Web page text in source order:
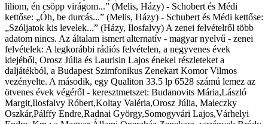
liliom, én csöpp virágom...” (Melis, Házy) - Schobert és Médi
kettőse: „Óh, be durcás...” (Melis, Házy) - Schubert és Médi kettőse:
„Szóljatok kis levelek...” (Házy, Ilosfalvy) A zenei felvételről több
adatom nincs. Az általam ismert alternatív - magyar nyelvű - zenei
felvételek: A legkorábbi rádiós felvételen, a negyvenes évek
idejéből, Orosz Júlia és Laurisin Lajos énekel részleteket a
daljátékból, a Budapest Szimfonikus Zenekart Komor Vilmos
vezényelte. A második, egy Qualiton 33.5 lp 6528 számú lemez az
ötvenes évek végéről - keresztmetszet: Budanovits Mária,László
Margit,Ilosfalvy Róbert,Koltay Valéria,Orosz Júlia, Maleczky
Oszkár,Pálffy Endre,Radnai György,Somogyvári Lajos,Várhelyi